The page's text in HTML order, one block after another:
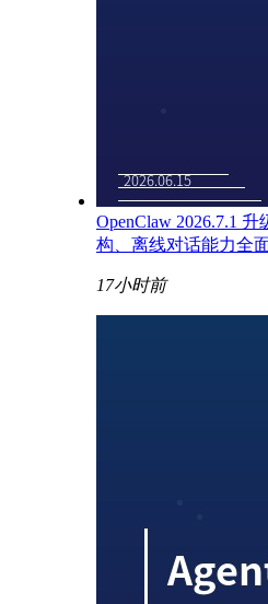
OpenClaw 2026.7.1
构、离线对话能力全
17小时前